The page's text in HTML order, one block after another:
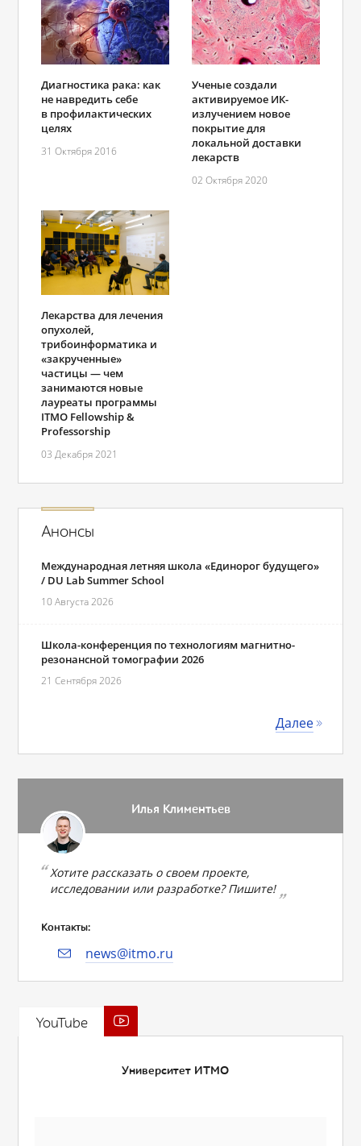
Диагностика рака: как
не навредить себе
в профилактических
целях
31 Октября 2016
Ученые создали
активируемое ИК-
излучением новое
покрытие для
локальной доставки
лекарств
02 Октября 2020
Лекарства для лечения
опухолей,
трибоинформатика и
«закрученные»
частицы — чем
занимаются новые
лауреаты программы
ITMO Fellowship &
Professorship
03 Декабря 2021
Анонсы
Международная летняя школа «Единорог будущего»
/ DU Lab Summer School
10 Августа 2026
Школа-конференция по технологиям магнитно-
резонансной томографии 2026
21 Сентября 2026
Далее
Илья Климентьев
Хотите рассказать о своем проекте,
исследовании или разработке? Пишите!
Контакты:
news@itmo.ru
YouTube
Университет ИТМО